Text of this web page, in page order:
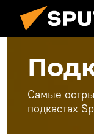
Самые
подкастах